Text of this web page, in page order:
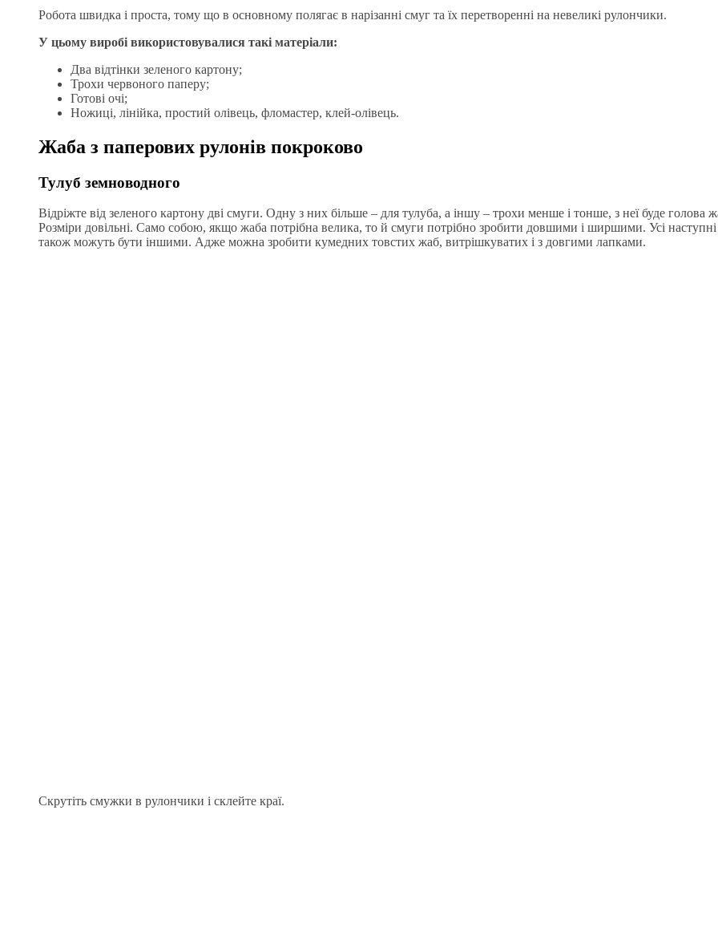
Робота швидка і проста, тому що в основному полягає в нарізанні смуг та їх перетворенні на невеликі рулончики.
У цьому виробі використовувалися такі матеріали:
Два відтінки зеленого картону;
Трохи червоного паперу;
Готові очі;
Ножиці, лінійка, простий олівець, фломастер, клей-олівець.
Жаба з паперових рулонів покроково
Тулуб земноводного
Відріжте від зеленого картону дві смуги. Одну з них більше – для тулуба, а іншу – трохи менше і тонше, з неї буде голова
Розміри довільні. Само собою, якщо жаба потрібна велика, то й смуги потрібно зробити довшими і ширшими. Усі наступні
також можуть бути іншими. Адже можна зробити кумедних товстих жаб, витрішкуватих і з довгими лапками.
Скрутіть смужки в рулончики і склейте краї.